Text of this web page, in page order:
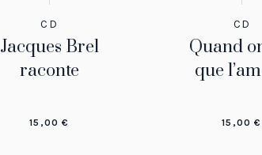
CD
Jacques Brel
raconte
15,00 €
CD
Quand
que
15,00 €